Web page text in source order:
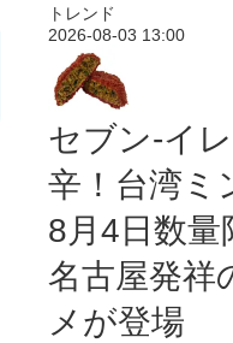
トレンド
2026-08-03 13:00
セブン-イ
辛！台湾ミ
8月4日数量
名古屋発祥
メが登場